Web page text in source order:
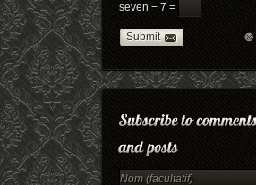
seven − 7 =
Submit